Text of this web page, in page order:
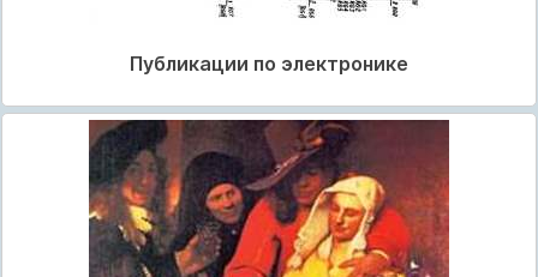
Публикации по электронике